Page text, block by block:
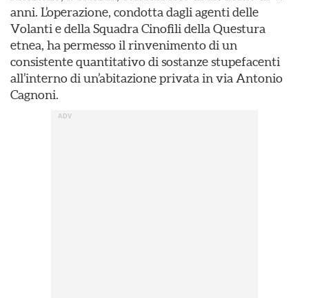
anni. L’operazione, condotta dagli agenti delle
Volanti e della Squadra Cinofili della Questura
etnea, ha permesso il rinvenimento di un
consistente quantitativo di sostanze stupefacenti
all’interno di un’abitazione privata in via Antonio
Cagnoni.